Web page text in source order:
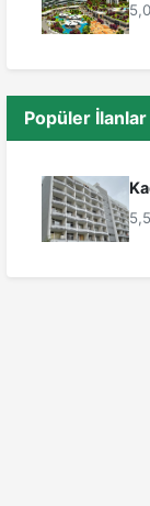
Popüler İlanlar